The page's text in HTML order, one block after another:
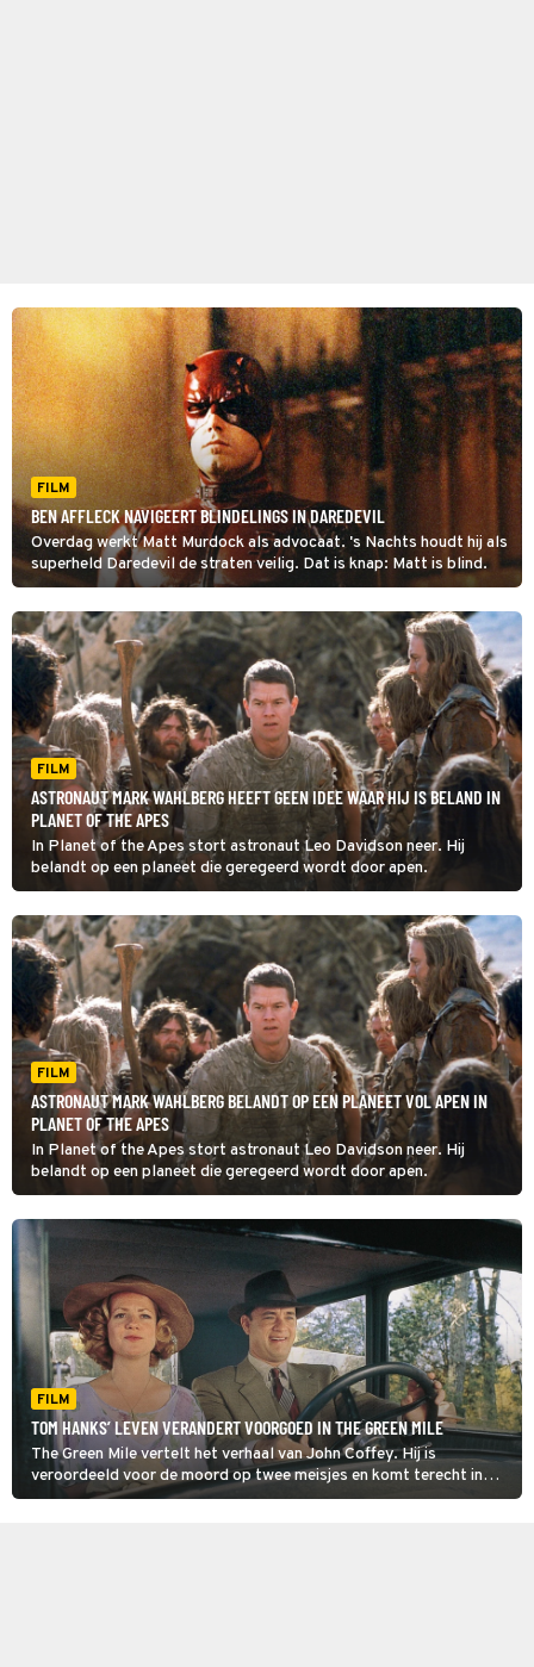
FILM
BEN AFFLECK NAVIGEERT BLINDELINGS IN DAREDEVIL
Overdag werkt Matt Murdock als advocaat. 's Nachts houdt hij als
superheld Daredevil de straten veilig. Dat is knap: Matt is blind.
FILM
ASTRONAUT MARK WAHLBERG HEEFT GEEN IDEE WAAR HIJ IS BELAND IN
PLANET OF THE APES
In Planet of the Apes stort astronaut Leo Davidson neer. Hij
belandt op een planeet die geregeerd wordt door apen.
FILM
ASTRONAUT MARK WAHLBERG BELANDT OP EEN PLANEET VOL APEN IN
PLANET OF THE APES
In Planet of the Apes stort astronaut Leo Davidson neer. Hij
belandt op een planeet die geregeerd wordt door apen.
FILM
TOM HANKS’ LEVEN VERANDERT VOORGOED IN THE GREEN MILE
The Green Mile vertelt het verhaal van John Coffey. Hij is
veroordeeld voor de moord op twee meisjes en komt terecht in
een gevangenis in Louisiana. Hier verandert hij de levens van de